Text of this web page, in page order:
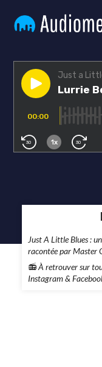
Just A Little Blues :
racontée par Master
📻À retrouver sur
Instagram &